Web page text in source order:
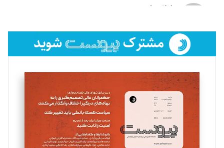
لیلا حنارود
فائزه فتحی رستمی
تحریریه
سروش کرمیان
تحریریه